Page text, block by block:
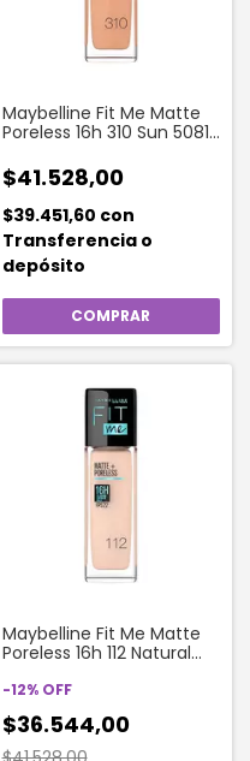
Maybelline Fit Me Matte
Poreless 16h 310 Sun 5081
$41.528,00
$39.451,60 con
Transferencia o
depósito
Maybelline Fit Me Matte
Poreless 16h 112 Natural
-12% OFF
$36.544,00